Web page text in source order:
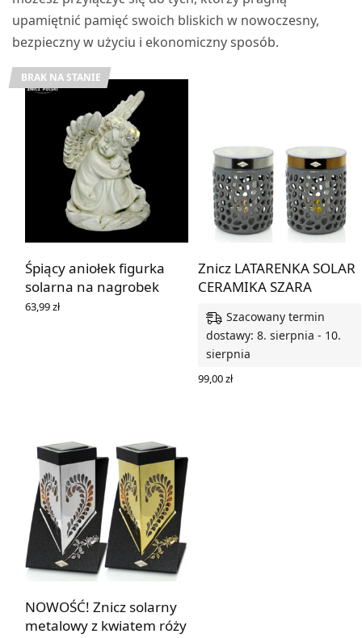
upamiętnić pamięć swoich bliskich w nowoczesny,
bezpieczny w użyciu i ekonomiczny sposób.
BRAK NA STANIE
Śpiący aniołek figurka
solarna na nagrobek
63,99zł
Znicz LATARENKA SOLAR
CERAMIKA SZARA
Szacowany termin
dostawy: 8. sierpnia - 10.
sierpnia
99,00zł
NOWOŚĆ! Znicz solarny
metalowy z kwiatem róży